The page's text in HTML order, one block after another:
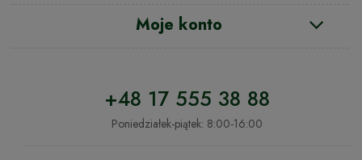
Moje konto
+48 17 555 38 88
Poniedziałek-piątek: 8:00-16:00